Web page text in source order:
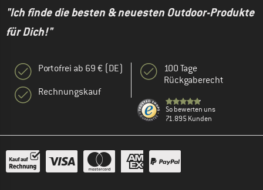
"Ich finde die besten & neuesten Outdoor-Produkte
für Dich!"
Portofrei ab 69 € (DE)
Rechnungskauf
100 Tage
Rückgaberecht
So bewerten uns
71.895 Kunden